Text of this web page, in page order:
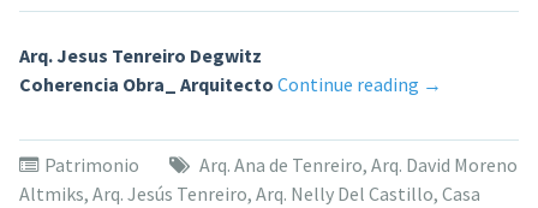
Arq. Jesus Tenreiro Degwitz
Coherencia Obra_ Arquitecto Continue reading «Casa
355»
→
Patrimonio Arq. Ana de Tenreiro, Arq. David Moreno
Altmiks, Arq. Jesús Tenreiro, Arq. Nelly Del Castillo, Casa